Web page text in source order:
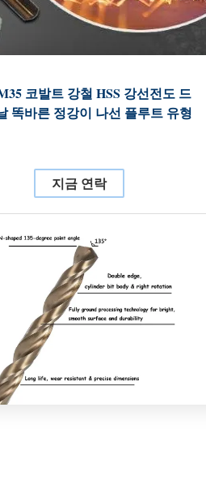
코발트 강철 HSS 강선전도 드
똑바른 정강이 나선 플루트 유형
지금 연락